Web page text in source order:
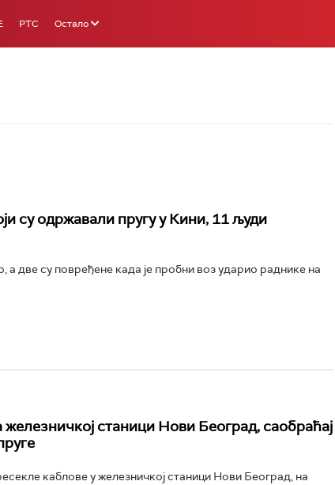
РТС Остало
су одржавали пругу у Кини, 11 људи
а две су повређене када је пробни воз ударио раднике на
станици Нови Београд, саобраћај
каблове у железничкој станици Нови Београд, на